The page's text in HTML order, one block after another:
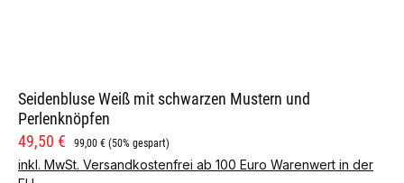
Seidenbluse Weiß mit schwarzen Mustern und
Perlenknöpfen
Verkaufspreis:
49,50 € Regulärer Preis:
99,00 € (50% gespart)
inkl. MwSt. Versandkostenfrei ab 100 Euro Warenwert in der